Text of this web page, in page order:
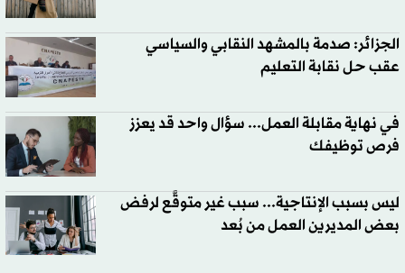
الجزائر: صدمة بالمشهد النقابي والسياسي
عقب حل نقابة التعليم
في نهاية مقابلة العمل... سؤال واحد قد يعزز
فرص توظيفك
ليس بسبب الإنتاجية... سبب غير متوقَّع لرفض
بعض المديرين العمل من بُعد